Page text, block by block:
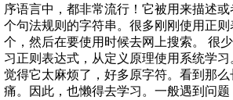
序语言中，都非常流行！它被用来描述
个句法规则的字符串。很多刚刚使用正
个，然后在要使用时候去网上搜索。 很
习正则表达式，从定义原理使用系统学
觉得它太麻烦了，好多原字符。看到那
痛。因此，也懒得去学习。一般遇到问题